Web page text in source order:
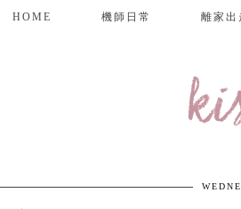
HOME 機師日常 離家出